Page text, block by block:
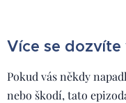
Více se
Pokud vás někdy
nebo škodí, tato